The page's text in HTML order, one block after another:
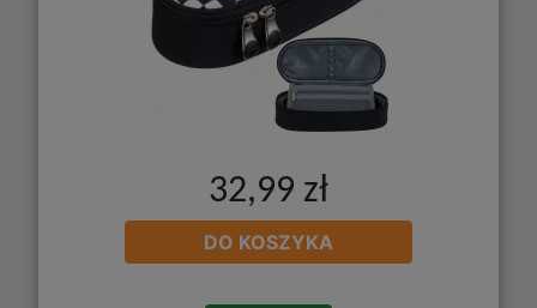
32,99 zł
DO KOSZYKA